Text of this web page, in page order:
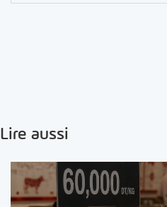
Lire aussi